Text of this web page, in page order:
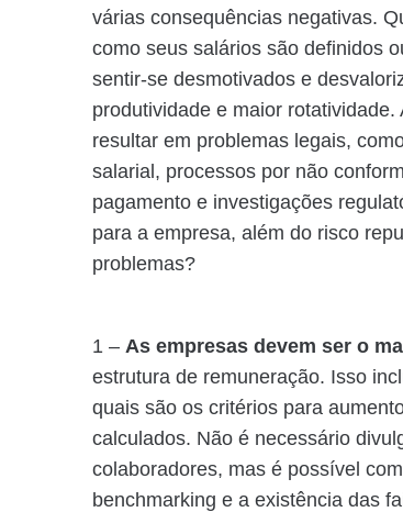
várias consequências negativas.
como seus salários são definidos
sentir-se desmotivados e
produtividade e maior
resultar em problemas legais,
salarial, processos por não
pagamento e investigações
para a empresa, além do risco
problemas?
1 – As empresas devem ser o
estrutura de remuneração. Isso
quais são os critérios para
calculados. Não é necessário
colaboradores, mas é possível
benchmarking e a existência das